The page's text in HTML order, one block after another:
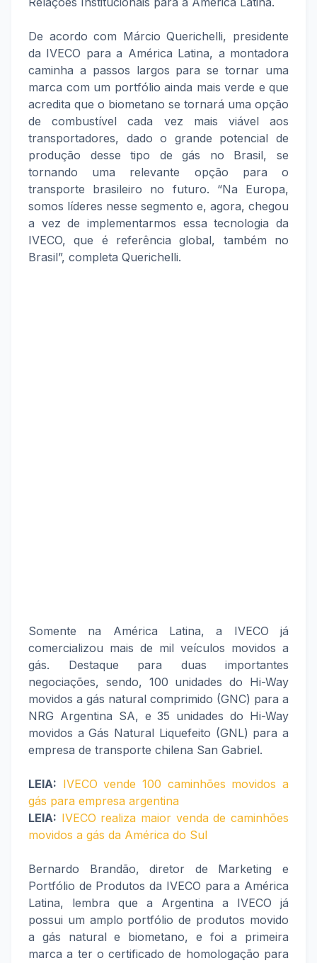
De acordo com Márcio Querichelli, presidente
da IVECO para a América Latina, a montadora
caminha a passos largos para se tornar uma
marca com um portfólio ainda mais verde e que
acredita que o biometano se tornará uma opção
de combustível cada vez mais viável aos
transportadores, dado o grande potencial de
produção desse tipo de gás no Brasil, se
tornando uma relevante opção para o
transporte brasileiro no futuro. “Na Europa,
somos líderes nesse segmento e, agora, chegou
a vez de implementarmos essa tecnologia da
IVECO, que é referência global, também no
Brasil”, completa Querichelli.
Somente na América Latina, a IVECO já
comercializou mais de mil veículos movidos a
gás. Destaque para duas importantes
negociações, sendo, 100 unidades do Hi-Way
movidos a gás natural comprimido (GNC) para a
NRG Argentina SA, e 35 unidades do Hi-Way
movidos a Gás Natural Liquefeito (GNL) para a
empresa de transporte chilena San Gabriel.
LEIA: IVECO vende 100 caminhões movidos a
gás para empresa argentina
LEIA: IVECO realiza maior venda de caminhões
movidos a gás da América do Sul
Bernardo Brandão, diretor de Marketing e
Portfólio de Produtos da IVECO para a América
Latina, lembra que a Argentina a IVECO já
possui um amplo portfólio de produtos movido
a gás natural e biometano, e foi a primeira
marca a ter o certificado de homologação para